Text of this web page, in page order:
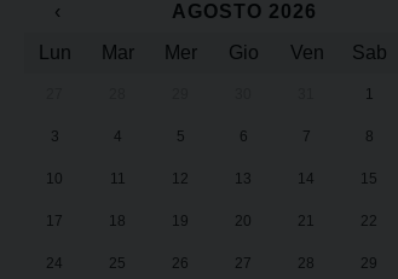
‹ AGOSTO 2026
Lun
Mar Mer Gio Ven Sab
1
3 4 5 6 7 8
10 11 12 13 14 15
17 18 19 20 21 22
24 25 26 27 28 29